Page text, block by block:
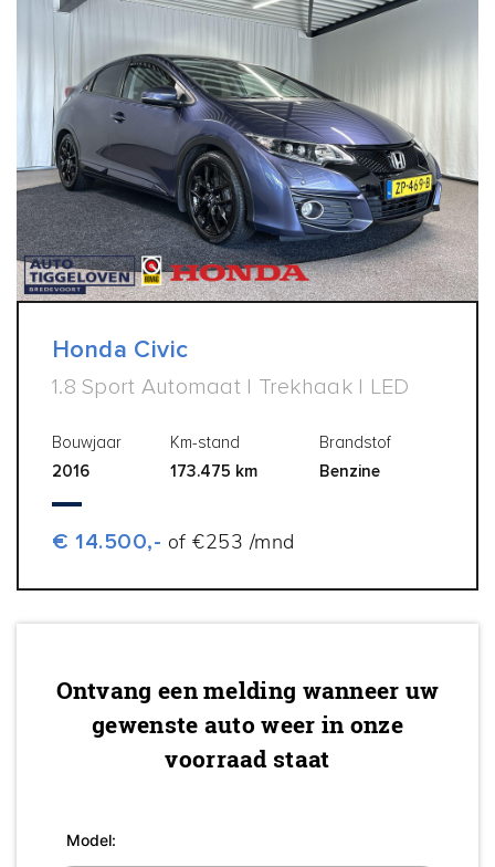
Honda Civic
1.8 Sport Automaat | Trekhaak | LED
Bouwjaar
2016
Km-stand
173.475 km
Brandstof
Benzine
€ 14.500,- of €253 /mnd
Ontvang een melding wanneer uw
gewenste auto weer in onze
voorraad staat
Model: